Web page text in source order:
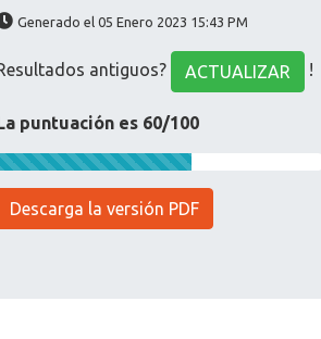
Generado el 05 Enero 2023 15:43 PM
antiguos? ACTUALIZAR !
puntuación es 60/100
Descarga la versión PDF